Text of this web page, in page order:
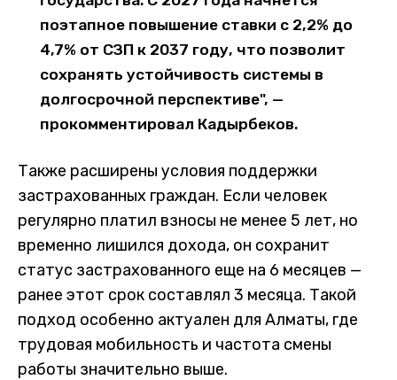
поэтапное повышение ставки с 2,2% до
4,7% от СЗП к 2037 году, что позволит
сохранять устойчивость системы в
долгосрочной перспективе", —
прокомментировал Кадырбеков.
Также расширены условия поддержки
застрахованных граждан. Если человек
регулярно платил взносы не менее 5 лет, но
временно лишился дохода, он сохранит
статус застрахованного еще на 6 месяцев —
ранее этот срок составлял 3 месяца. Такой
подход особенно актуален для Алматы, где
трудовая мобильность и частота смены
работы значительно выше.